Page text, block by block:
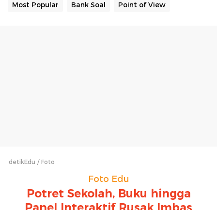
Most Popular Bank Soal Point of View
detikEdu Foto
Foto Edu
Potret Sekolah, Buku hingga